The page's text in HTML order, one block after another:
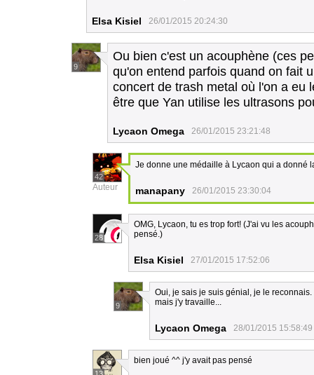
Elsa Kisiel 26/01/2015 20:24:30
9
Ou bien c'est un acouphène (ces
qu'on entend parfois quand on fait
concert de trash metal où l'on a eu
être que Yan utilise les ultrasons
Lycaon Omega 26/01/2015 23:21:48
42
Auteur
Je donne une médaille à Lycaon qui a donné
manapany 26/01/2015 23:30:04
28
OMG, Lycaon, tu es trop fort! (J'ai vu les
pensé.)
Elsa Kisiel 27/01/2015 17:52:06
9
Oui, je sais je suis génial, je le
mais j'y travaille...
Lycaon Omega 28/01/2015 15:58:49
bien joué ^^ j'y avait pas pensé